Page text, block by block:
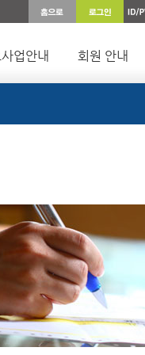
업안내 회원 안내